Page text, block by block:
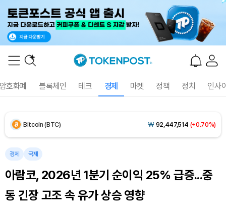
호화폐 블록체인 테크 경제 마켓 정책 정치 인사
Bitcoin (BTC) ₩ 92,447,514 (+0.70%)
Ethereum (ETH)
Tether USDt (USDT) ₩ 1,424(+0.04%)
BNB (BNB)
경제 국제
아람코, 2026년 1분기 순이익 25% 급증...중
동 긴장 고조 속 유가 상승 영향